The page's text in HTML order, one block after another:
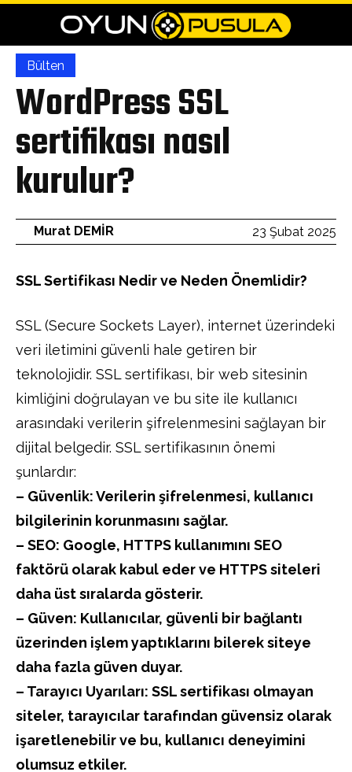
Bülten
WordPress SSL
sertifikası nasıl
kurulur?
23 Şubat 2025
Murat DEMİR
SSL Sertifikası Nedir ve Neden Önemlidir?
SSL (Secure Sockets Layer), internet üzerindeki
veri iletimini güvenli hale getiren bir
teknolojidir. SSL sertifikası, bir web sitesinin
kimliğini doğrulayan ve bu site ile kullanıcı
arasındaki verilerin şifrelenmesini sağlayan bir
dijital belgedir. SSL sertifikasının önemi
şunlardır:
– Güvenlik: Verilerin şifrelenmesi, kullanıcı
bilgilerinin korunmasını sağlar.
– SEO: Google, HTTPS kullanımını SEO
faktörü olarak kabul eder ve HTTPS siteleri
daha üst sıralarda gösterir.
– Güven: Kullanıcılar, güvenli bir bağlantı
üzerinden işlem yaptıklarını bilerek siteye
daha fazla güven duyar.
– Tarayıcı Uyarıları: SSL sertifikası olmayan
siteler, tarayıcılar tarafından güvensiz olarak
işaretlenebilir ve bu, kullanıcı deneyimini
olumsuz etkiler.